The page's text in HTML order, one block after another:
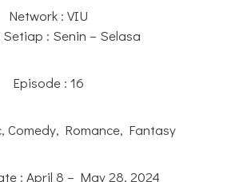
Network : VIU
: Senin – Selasa
Episode : 16
Comedy, Romance, Fantasy
: April 8 – May 28, 2024